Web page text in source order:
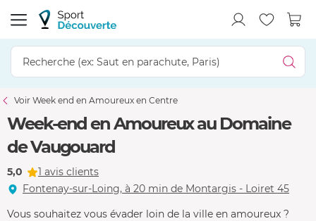
Voir Week end en Amoureux en Centre
Week-end en Amoureux au Domaine
de Vaugouard
5,0
1 avis clients
Fontenay-sur-Loing, à 20 min de Montargis - Loiret 45
Vous souhaitez vous évader loin de la ville en amoureux ?